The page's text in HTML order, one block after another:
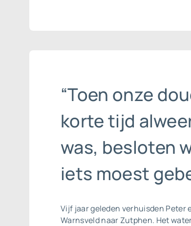
“Toen onze
korte tijd
was, besloten
iets moest
Vijf jaar geleden verhuisden Peter
Warnsveld naar Zutphen. Het